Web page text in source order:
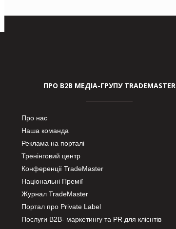
ПРО В2В МЕДІА-ГРУПУ TRADEMASTER
Про нас
Наша команда
Реклама на порталі
Тренінговий центр
Конференції TradeMaster
Національні Премії
Журнал TradeMaster
Портал про Private Label
Послуги В2В- маркетингу та PR для клієнтів